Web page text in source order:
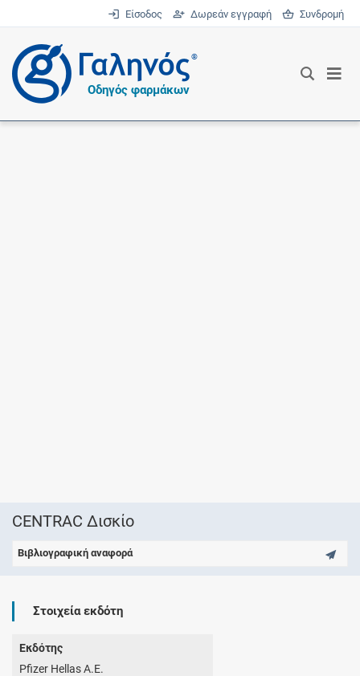
Είσοδος Δωρεάν εγγραφή Συνδρομή
®
Οδηγός φαρμάκων
CENTRAC Δισκίο
Βιβλιογραφική αναφορά
Στοιχεία εκδότη
Εκδότης
Pfizer Hellas A.E.